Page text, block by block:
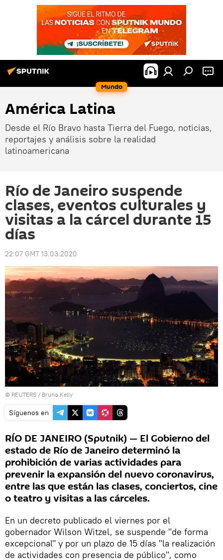
Mundo
América Latina
Desde el Río Bravo hasta Tierra del Fuego, noticias,
reportajes y análisis sobre la realidad
latinoamericana
Río de Janeiro suspende
clases, eventos culturales y
visitas a la cárcel durante 15
días
22:07 GMT 13.03.2020
© REUTERS / Bruno Kelly
Síguenos en
RÍO DE JANEIRO (Sputnik) — El Gobierno del
estado de Río de Janeiro determinó la
prohibición de varias actividades para
prevenir la expansión del nuevo coronavirus,
entre las que están las clases, conciertos, cine
o teatro y visitas a las cárceles.
En un decreto publicado el viernes por el
gobernador Wilson Witzel, se suspende "de forma
excepcional" y por un plazo de 15 días "la realización
de actividades con presencia de público", como